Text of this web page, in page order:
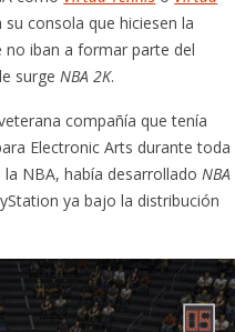
consola que hiciesen la
no iban a formar parte del
surge NBA 2K.
compañía que tenía
Electronic Arts durante toda
NBA, había desarrollado NBA
ya bajo la distribución